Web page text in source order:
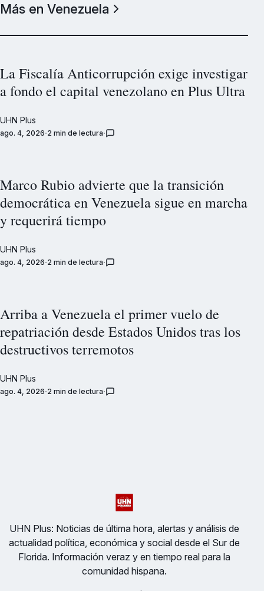
Más en Venezuela
La Fiscalía Anticorrupción exige investigar
a fondo el capital venezolano en Plus Ultra
UHN Plus
ago. 4, 2026 2 min de lectura
Marco Rubio advierte que la transición
democrática en Venezuela sigue en marcha
y requerirá tiempo
UHN Plus
ago. 4, 2026 2 min de lectura
Arriba a Venezuela el primer vuelo de
repatriación desde Estados Unidos tras los
destructivos terremotos
UHN Plus
ago. 4, 2026 2 min de lectura
UHN Plus: Noticias de última hora, alertas y análisis de
actualidad política, económica y social desde el Sur de
Florida. Información veraz y en tiempo real para la
comunidad hispana.